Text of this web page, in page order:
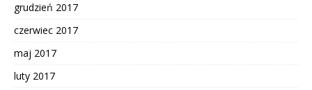
grudzień 2017
czerwiec 2017
maj 2017
luty 2017